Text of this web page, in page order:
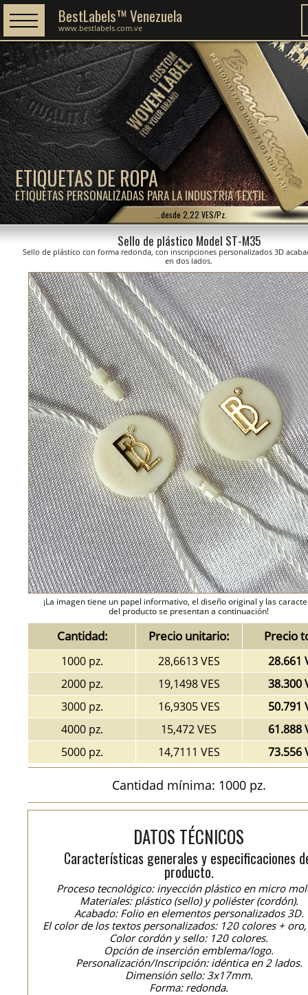
ETIQUETAS DE ROPA
ETIQUETAS PERSONALIZADAS PARA LA INDUSTRIA TEXTIL
BestLabels™ Venezuela
www.bestlabels.com.ve
...desde 2,22 VES/Pz.
Sello de plástico Model ST-M35
Sello de plástico con forma redonda, con inscripciones personalizados 3D
en dos lados.
¡La imagen tiene un papel informativo, el diseño original y las
del producto se presentan a continuación!
Cantidad: Precio unitario: Precio
1000 pz. 28,6613 VES
28.661
2000 pz.
19,1498 VES
38.300
3000 pz.
16,9305 VES
50.791
4000 pz.
15,472 VES
61.888
5000 pz.
14,7111 VES 73.556
Cantidad mínima: 1000 pz.
DATOS TÉCNICOS
Características generales y especificaciones
producto.
Proceso tecnológico: inyección plástico en micro
Materiales: plástico (sello) y poliéster (cordón).
Acabado: Folio en elementos personalizados 3D.
El color de los textos personalizados: 120 colores +
Color cordón y sello: 120 colores.
Opción de inserción emblema/logo.
Personalización/Inscripción: idéntica en 2 lados.
Dimensión sello: 3x17mm.
Forma: redonda.